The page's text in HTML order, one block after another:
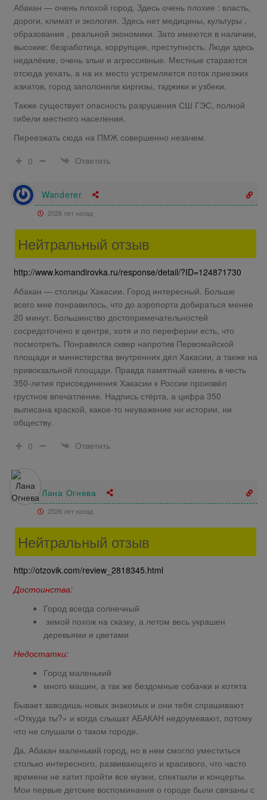
Абакан — очень плохой город. Здесь очень плохие : власть,
дороги, климат и экология. Здесь нет медицины, культуры ,
образования , реальной экономики. Зато имеются в наличии,
высокие: безработица, коррупция, преступность. Люди здесь
недалёкие, очень злые и агрессивные. Местные стараются
отсюда уехать, а на их место устремляется поток приезжих
азиатов, город заполонили киргизы, таджики и узбеки.
Также существует опасность разрушения СШ ГЭС, полной
гибели местного населения.
Переезжать сюда на ПМЖ совершенно незачем.
0
Ответить
Wanderer
2026 лет назад
Нейтральный отзыв
http://www.komandirovka.ru/response/detail/?ID=124871730
Абакан — столицы Хакасии. Город интересный. Больше
всего мне понравилось, что до аэропорта добираться менее
20 минут. Большинство достопримечательностей
сосредоточено в центре, хотя и по переферии есть, что
посмотреть. Понравился сквер напротив Первомайской
площади и министерства внутренних дел Хакасии, а также на
привокзальной площади. Правда памятный камень в честь
350-летия присоединения Хакасии к России произвёл
грустное впечатление. Надпись стёрта, а цифра 350
выписана краской, какое-то неуважение ни истории, ни
обществу.
0
Ответить
Лана Огнева
2026 лет назад
Нейтральный отзыв
http://otzovik.com/review_2818345.html
Достоинства:
Город всегда солнечный
зимой похож на сказку, а летом весь украшен
деревьями и цветами
Недостатки:
Город маленький
много машин, а так же бездомные собачки и котята
Бывает заводишь новых знакомых и они тебя спрашивают
«Откуда ты?» и когда слышат АБАКАН недоумевают, потому
что не слушали о таком городе.
Да, Абакан маленький город, но в нем смогло уместиться
столько интересного, развивающего и красивого, что часто
времени не хатит пройти все музеи, спектакли и концерты.
Мои первые детские воспоминания о городе были связаны с